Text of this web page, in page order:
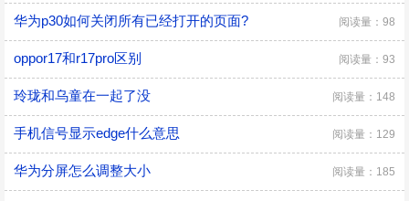
华为p30如何关闭所有已经打开的页面? 阅读量：98
oppor17和r17pro区别 阅读量：93
玲珑和乌童在一起了没 阅读量：148
手机信号显示edge什么意思 阅读量：129
华为分屏怎么调整大小 阅读量：185